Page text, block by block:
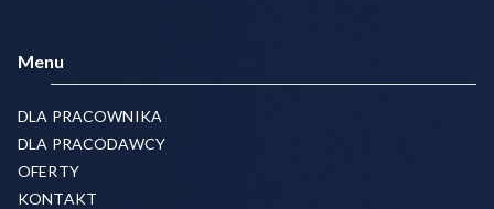
Menu
DLA PRACOWNIKA
DLA PRACODAWCY
OFERTY
KONTAKT